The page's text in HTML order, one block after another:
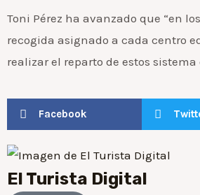
Toni Pérez ha avanzado que “en
recogida asignado a cada centro
realizar el reparto de estos
Facebook
El Turista Digital